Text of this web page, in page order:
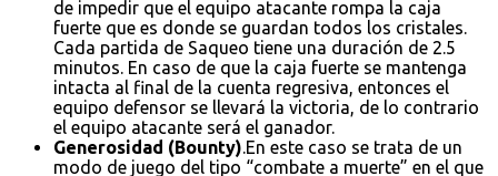
de impedir que el equipo atacante rompa la caja
fuerte que es donde se guardan todos los cristales.
Cada partida de Saqueo tiene una duración de 2.5
minutos. En caso de que la caja fuerte se mantenga
intacta al final de la cuenta regresiva, entonces el
equipo defensor se llevará la victoria, de lo contrario
el equipo atacante será el ganador.
Generosidad (Bounty).En este caso se trata de un
modo de juego del tipo “combate a muerte” en el que